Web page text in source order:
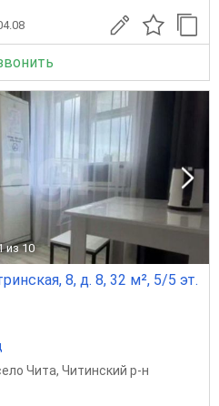
из 10
8, д. 8, 32 м², 5/5 эт.
Чита, Читинский р-н